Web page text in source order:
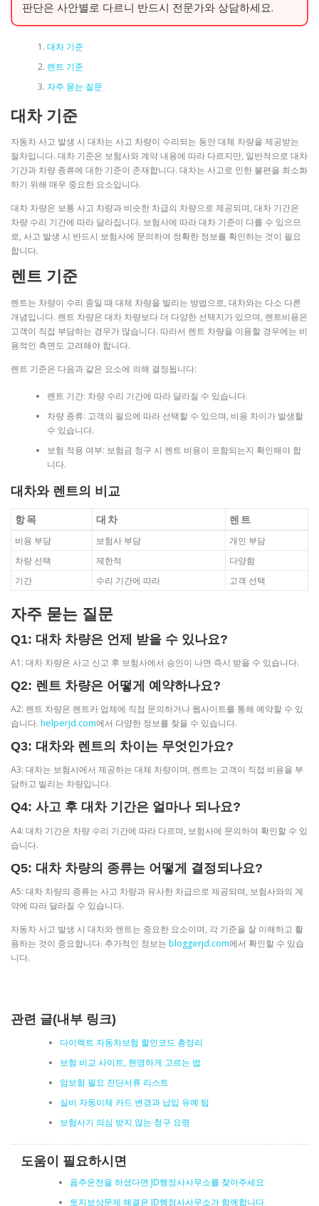
판단은 사안별로 다르니 반드시 전문가와 상담하세요.
대차 기준
렌트 기준
자주 묻는 질문
대차 기준
자동차 사고 발생 시 대차는 사고 차량이 수리되는 동안 대체 차량을 제공받는
절차입니다. 대차 기준은 보험사와 계약 내용에 따라 다르지만, 일반적으로 대차
기간과 차량 종류에 대한 기준이 존재합니다. 대차는 사고로 인한 불편을 최소화
하기 위해 매우 중요한 요소입니다.
대차 차량은 보통 사고 차량과 비슷한 차급의 차량으로 제공되며, 대차 기간은
차량 수리 기간에 따라 달라집니다. 보험사에 따라 대차 기준이 다를 수 있으므
로, 사고 발생 시 반드시 보험사에 문의하여 정확한 정보를 확인하는 것이 필요
합니다.
렌트 기준
렌트는 차량이 수리 중일 때 대체 차량을 빌리는 방법으로, 대차와는 다소 다른
개념입니다. 렌트 차량은 대차 차량보다 더 다양한 선택지가 있으며, 렌트비용은
고객이 직접 부담하는 경우가 많습니다. 따라서 렌트 차량을 이용할 경우에는 비
용적인 측면도 고려해야 합니다.
렌트 기준은 다음과 같은 요소에 의해 결정됩니다:
렌트 기간: 차량 수리 기간에 따라 달라질 수 있습니다.
차량 종류: 고객의 필요에 따라 선택할 수 있으며, 비용 차이가 발생할
수 있습니다.
보험 적용 여부: 보험금 청구 시 렌트 비용이 포함되는지 확인해야 합
니다.
대차와 렌트의 비교
항목 대차 렌트
비용 부담 보험사 부담
개인 부담
차량 선택
제한적
다양함
기간
수리 기간에 따라 고객 선택
자주 묻는 질문
Q1: 대차 차량은 언제 받을 수 있나요?
A1: 대차 차량은 사고 신고 후 보험사에서 승인이 나면 즉시 받을 수 있습니다.
Q2: 렌트 차량은 어떻게 예약하나요?
A2: 렌트 차량은 렌트카 업체에 직접 문의하거나 웹사이트를 통해 예약할 수 있
습니다. helperjd.com에서 다양한 정보를 찾을 수 있습니다.
Q3: 대차와 렌트의 차이는 무엇인가요?
A3: 대차는 보험사에서 제공하는 대체 차량이며, 렌트는 고객이 직접 비용을 부
담하고 빌리는 차량입니다.
Q4: 사고 후 대차 기간은 얼마나 되나요?
A4: 대차 기간은 차량 수리 기간에 따라 다르며, 보험사에 문의하여 확인할 수 있
습니다.
Q5: 대차 차량의 종류는 어떻게 결정되나요?
A5: 대차 차량의 종류는 사고 차량과 유사한 차급으로 제공되며, 보험사와의 계
약에 따라 달라질 수 있습니다.
자동차 사고 발생 시 대차와 렌트는 중요한 요소이며, 각 기준을 잘 이해하고 활
용하는 것이 중요합니다. 추가적인 정보는 bloggerjd.com에서 확인할 수 있습
니다.
관련 글(내부 링크)
다이렉트 자동차보험 할인코드 총정리
보험 비교 사이트, 현명하게 고르는 법
암보험 필요 진단서류 리스트
실비 자동이체 카드 변경과 납입 유예 팁
보험사기 의심 받지 않는 청구 요령
도움이 필요하시면
음주운전을 하셨다면 JD행정사사무소를 찾아주세요
토지보상문제 해결은 JD행정사사무소가 함께합니다